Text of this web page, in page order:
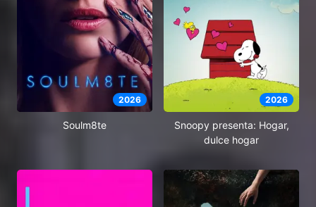
2026
Soulm8te
2026
Snoopy presenta: Hogar,
dulce hogar